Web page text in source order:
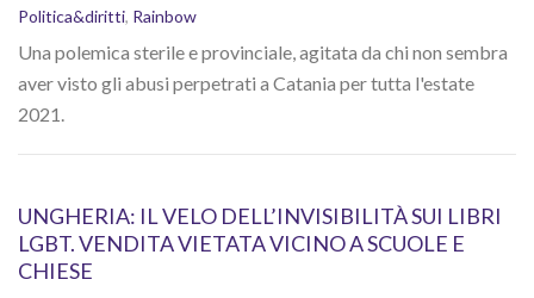
Politica&diritti, Rainbow
Una polemica sterile e provinciale, agitata da chi non sembra
aver visto gli abusi perpetrati a Catania per tutta l'estate
2021.
UNGHERIA: IL VELO DELL’INVISIBILITÀ SUI LIBRI
LGBT. VENDITA VIETATA VICINO A SCUOLE E
CHIESE